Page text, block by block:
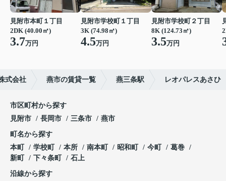
見附市本町１丁目
2DK (40.00㎡)
3.7万円
見附市学校町１丁目
3K (74.98㎡)
4.5万円
見附市学校町２丁目
8K (124.73㎡)
3.5万円
式会社 燕市の賃貸一覧 燕三条駅 レオパレスあさひ
市区町村から探す
見附市
長岡市 三条市 燕市
町名から探す
本町
学校町 本所 南本町 昭和町 今町
葛巻
新町
下々条町 石上
沿線から探す